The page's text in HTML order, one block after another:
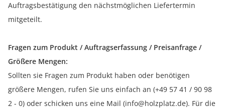
Auftragsbestätigung den nächstmöglichen Liefertermin
mitgeteilt.
Fragen zum Produkt / Auftragserfassung / Preisanfrage /
Größere Mengen:
Sollten sie Fragen zum Produkt haben oder benötigen
größere Mengen, rufen Sie uns einfach an (+49 57 41 / 90 98
2 - 0) oder schicken uns eine Mail (info@holzplatz.de). Für die